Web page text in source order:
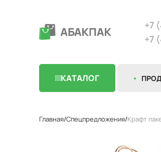
+7
+7
КАТАЛОГ
Главная Спецпредложения Крафт